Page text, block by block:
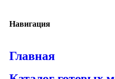
Навигация
Главная